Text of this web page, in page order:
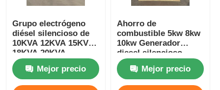
Grupo electrógeno
diésel silencioso de
10KVA 12KVA 15KVA
18KVA 20KVA
3000/3600RPM
Mejor precio
Ahorro de
combustible 5kw 8kw
10kw Generador
diesel silencioso
Conjunto enfriado por
aire Personalizable
Mejor precio